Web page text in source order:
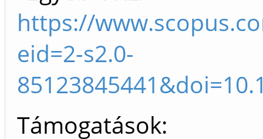
https://
eid=2-s2.0-
Támogatások: